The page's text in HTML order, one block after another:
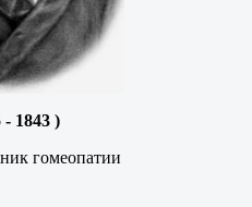
- 1843 )
гомеопатии